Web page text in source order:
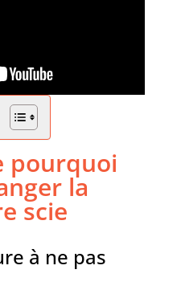
pourquoi
la
scie
à ne pas